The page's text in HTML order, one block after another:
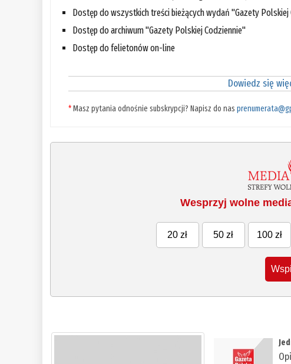
Dostęp do wszystkich treści bieżących wydań "Gazety Polskiej
Dostęp do archiwum "Gazety Polskiej Codziennie"
Dostęp do felietonów on-line
Dowiedz się
*Masz pytania odnośnie subskrypcji? Napisz do nas
Wesprzyj wolne
20 zł 50 zł 100 zł